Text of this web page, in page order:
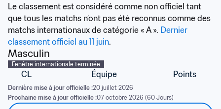
Le classement est considéré comme non officiel tant
que tous les matchs n’ont pas été reconnus comme des
matchs internationaux de catégorie « A ». Dernier
classement officiel au 11 juin.
Masculin
Fenêtre internationale terminée
CL Équipe Points
Dernière mise à jour officielle :20 juillet 2026
Prochaine mise à jour officielle :07 octobre 2026 (60 Jours)